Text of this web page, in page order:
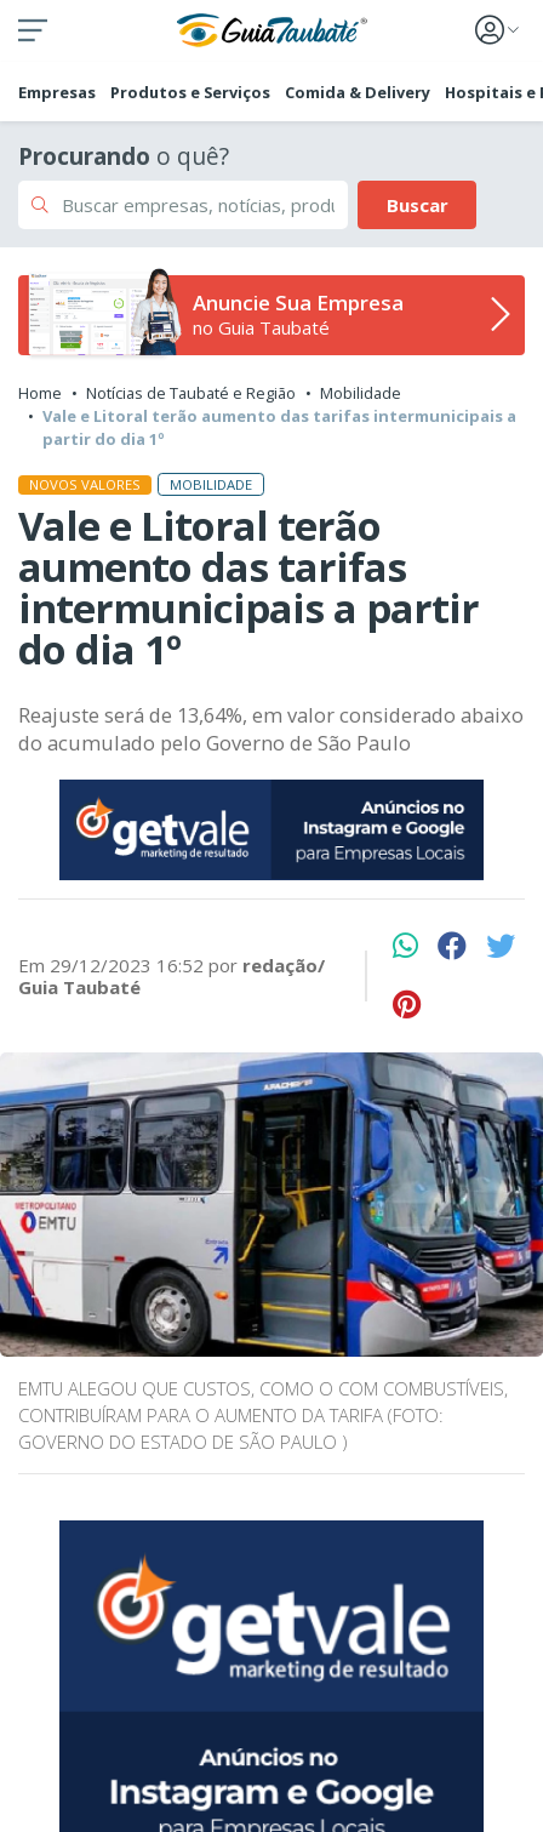
Empresas Produtos e Serviços Comida & Delivery Hospitais e
Procurando o quê?
Buscar
Anuncie Sua Empresa
no Guia Taubaté
Home Notícias de Taubaté e Região
Mobilidade
Vale e Litoral terão aumento das tarifas intermunicipais a
partir do dia 1º
NOVOS VALORES MOBILIDADE
Vale e Litoral terão
aumento das tarifas
intermunicipais a partir
do dia 1º
Reajuste será de 13,64%, em valor considerado abaixo
do acumulado pelo Governo de São Paulo
Em 29/12/2023 16:52 por redação/
Guia Taubaté
EMTU ALEGOU QUE CUSTOS, COMO O COM COMBUSTÍVEIS,
CONTRIBUÍRAM PARA O AUMENTO DA TARIFA (FOTO:
GOVERNO DO ESTADO DE SÃO PAULO )